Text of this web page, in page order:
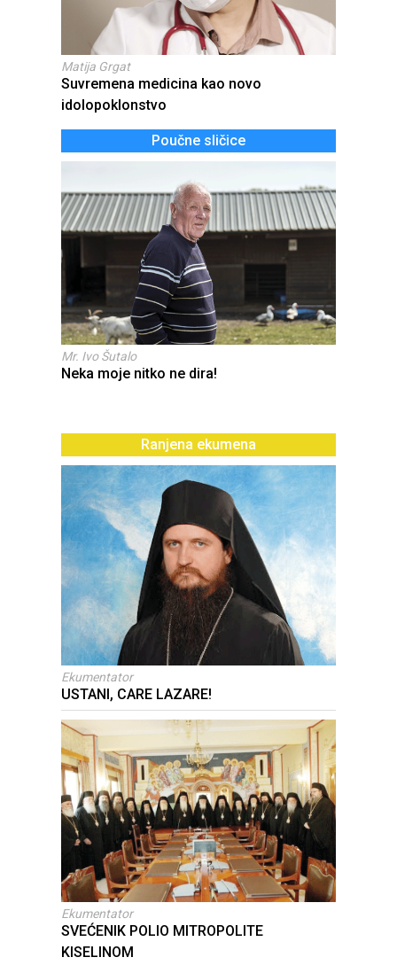
Matija Grgat
Suvremena medicina kao novo
idolopoklonstvo
Poučne sličice
Mr. Ivo Šutalo
Neka moje nitko ne dira!
Ranjena ekumena
Ekumentator
USTANI, CARE LAZARE!
Ekumentator
SVEĆENIK POLIO MITROPOLITE
KISELINOM